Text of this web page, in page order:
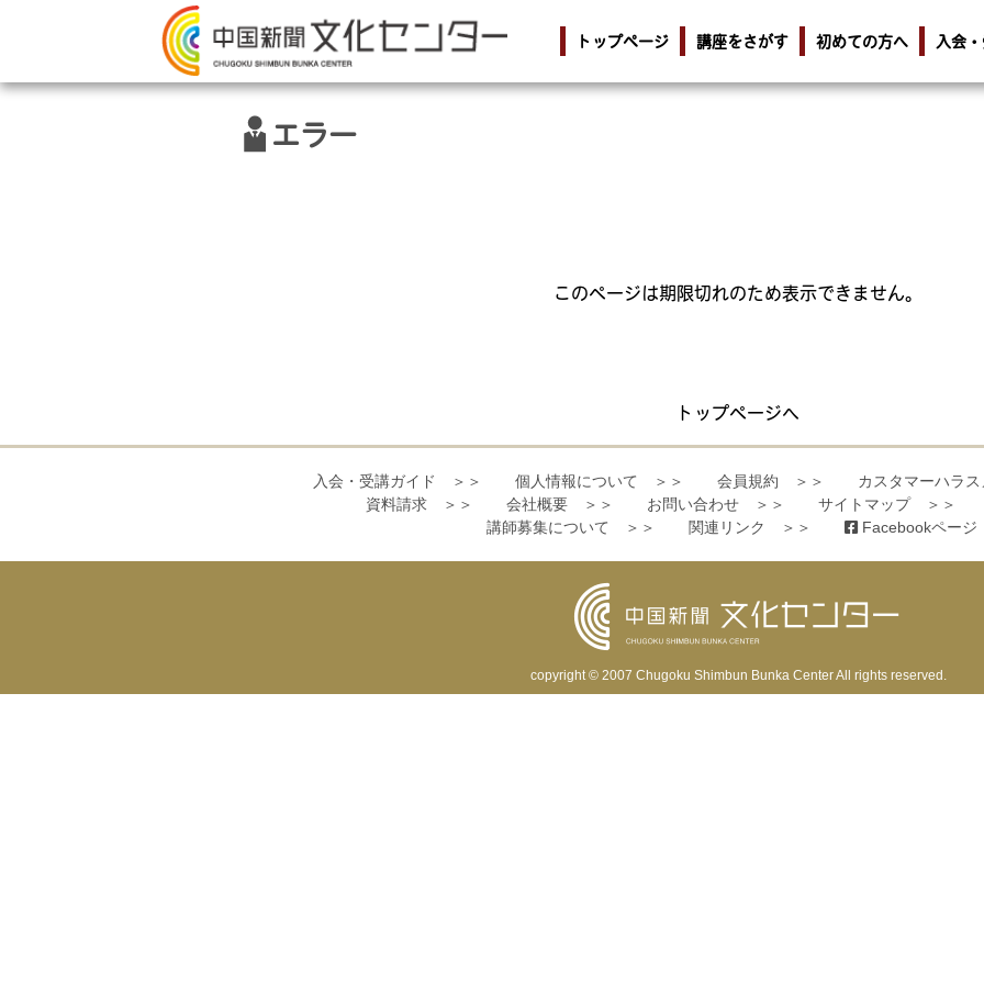
トップページ 講座をさがす 初めての方へ 入会
エラー
このページは期限切れのため表示できません。
トップページへ
入会・受講ガイド ＞＞ 個人情報について ＞＞ 会員規約 ＞＞
カスタマーハラ
資料請求 ＞＞
会社概要 ＞＞ お問い合わせ ＞＞ サイトマップ ＞＞
講師募集について ＞＞
関連リンク ＞＞ Facebookペー
copyright © 2007 Chugoku Shimbun Bunka CenterAll rights reserved.